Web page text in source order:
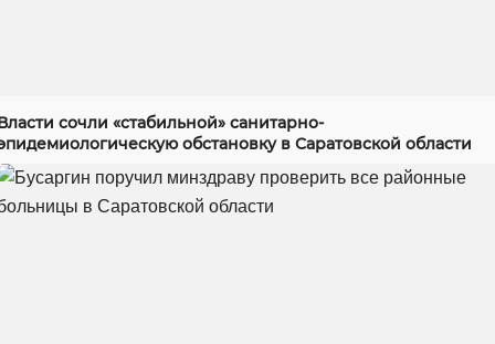
сочли «стабильной» санитарно-
обстановку в Саратовской области